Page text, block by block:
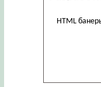
HTML